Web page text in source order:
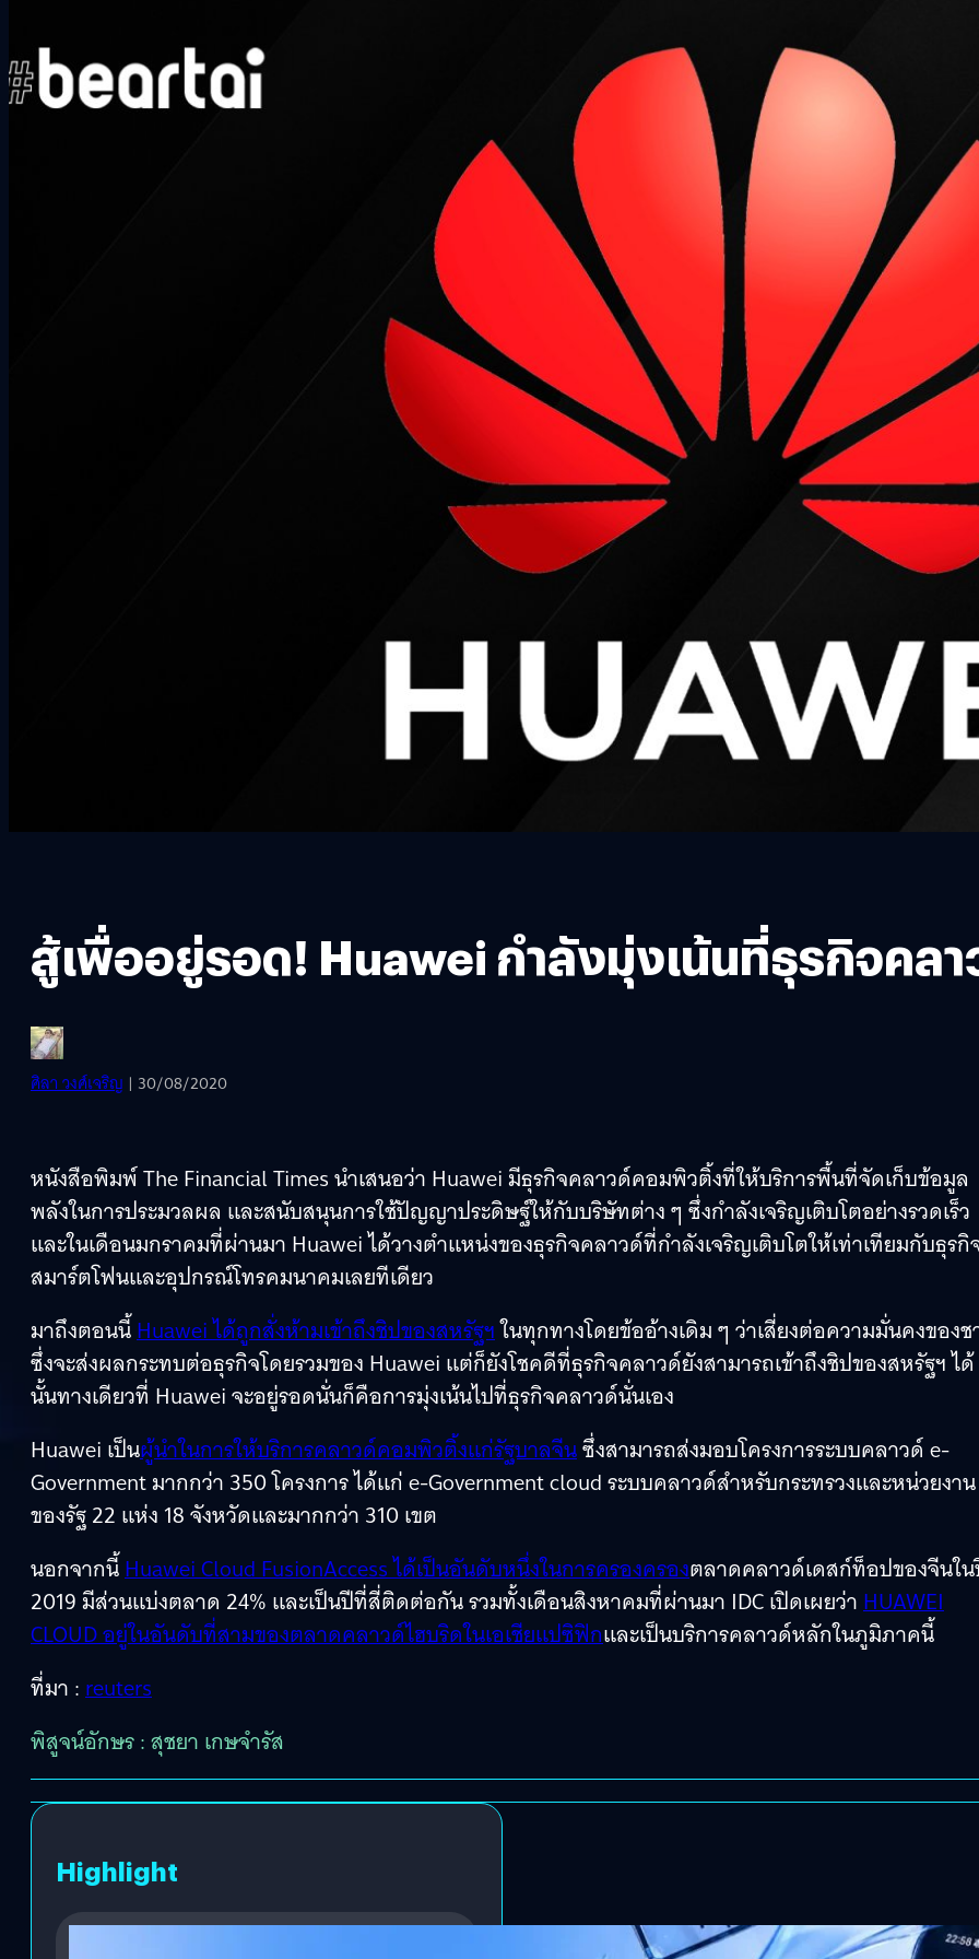
สู้เพื่ออยู่รอด! Huawei กำลังมุ่งเน้นที่ธุรกิจคล
ศิลา วงศ์เจริญ | 30/08/2020
หนังสือพิมพ์ The Financial Times นำเสนอว่า Huawei มีธุรกิจคลาวด์คอมพิวติ้งที่ให้บริการพื้นที่จัดเก็บข้อมูล
พลังในการประมวลผล และสนับสนุนการใช้ปัญญาประดิษฐ์ให้กับบริษัทต่าง ๆ ซึ่งกำลังเจริญเติบโตอย่างรวดเร็ว
และในเดือนมกราคมที่ผ่านมา Huawei ได้วางตำแหน่งของธุรกิจคลาวด์ที่กำลังเจริญเติบโตให้เท่าเทียมกับธุรกิ
สมาร์ตโฟนและอุปกรณ์โทรคมนาคมเลยทีเดียว
มาถึงตอนนี้Huawei ได้ถูกสั่งห้ามเข้าถึงชิปของสหรัฐฯในทุกทางโดยข้ออ้างเดิม ๆ ว่าเสี่ยงต่อความมั่นคงของ
ซึ่งจะส่งผลกระทบต่อธุรกิจโดยรวมของ Huawei แต่ก็ยังโชคดีที่ธุรกิจคลาวด์ยังสามารถเข้าถึงชิปของสหรัฐฯ ไ
นั้นทางเดียวที่ Huawei จะอยู่รอดนั่นก็คือการมุ่งเน้นไปที่ธุรกิจคลาวด์นั่นเอง
Huawei เป็นผู้นำในการให้บริการคลาวด์คอมพิวติ้งแก่รัฐบาลจีนซึ่งสามารถส่งมอบโครงการระบบคลาวด์ e-
Government มากกว่า 350 โครงการ ได้แก่ e-Government cloud ระบบคลาวด์สำหรับกระทรวงและหน่วยงาน
ของรัฐ 22 แห่ง 18 จังหวัดและมากกว่า 310 เขต
นอกจากนี้Huawei Cloud FusionAccess ได้เป็นอันดับหนึ่งในการครองครองตลาดคลาวด์เดสก์ท็อปของจีนใ
2019 มีส่วนแบ่งตลาด 24% และเป็นปีที่สี่ติดต่อกัน รวมทั้งเดือนสิงหาคมที่ผ่านมา IDC เปิดเผยว่าHUAWEI
CLOUD อยู่ในอันดับที่สามของตลาดคลาวด์ไฮบริดในเอเชียแปซิฟิกและเป็นบริการคลาวด์หลักในภูมิภาคนี้
ที่มา :reuters
พิสูจน์อักษร : สุชยา เกษจำรัส
Highlight